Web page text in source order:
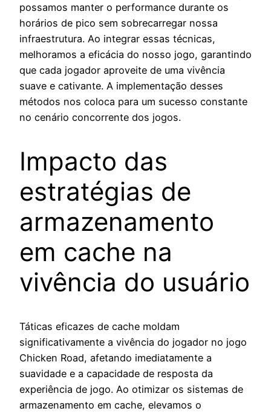
possamos manter o performance durante os
horários de pico sem sobrecarregar nossa
infraestrutura. Ao integrar essas técnicas,
melhoramos a eficácia do nosso jogo, garantindo
que cada jogador aproveite de uma vivência
suave e cativante. A implementação desses
métodos nos coloca para um sucesso constante
no cenário concorrente dos jogos.
Impacto das
estratégias de
armazenamento
em cache na
vivência do usuário
Táticas eficazes de cache moldam
significativamente a vivência do jogador no jogo
Chicken Road, afetando imediatamente a
suavidade e a capacidade de resposta da
experiência de jogo. Ao otimizar os sistemas de
armazenamento em cache, elevamos o